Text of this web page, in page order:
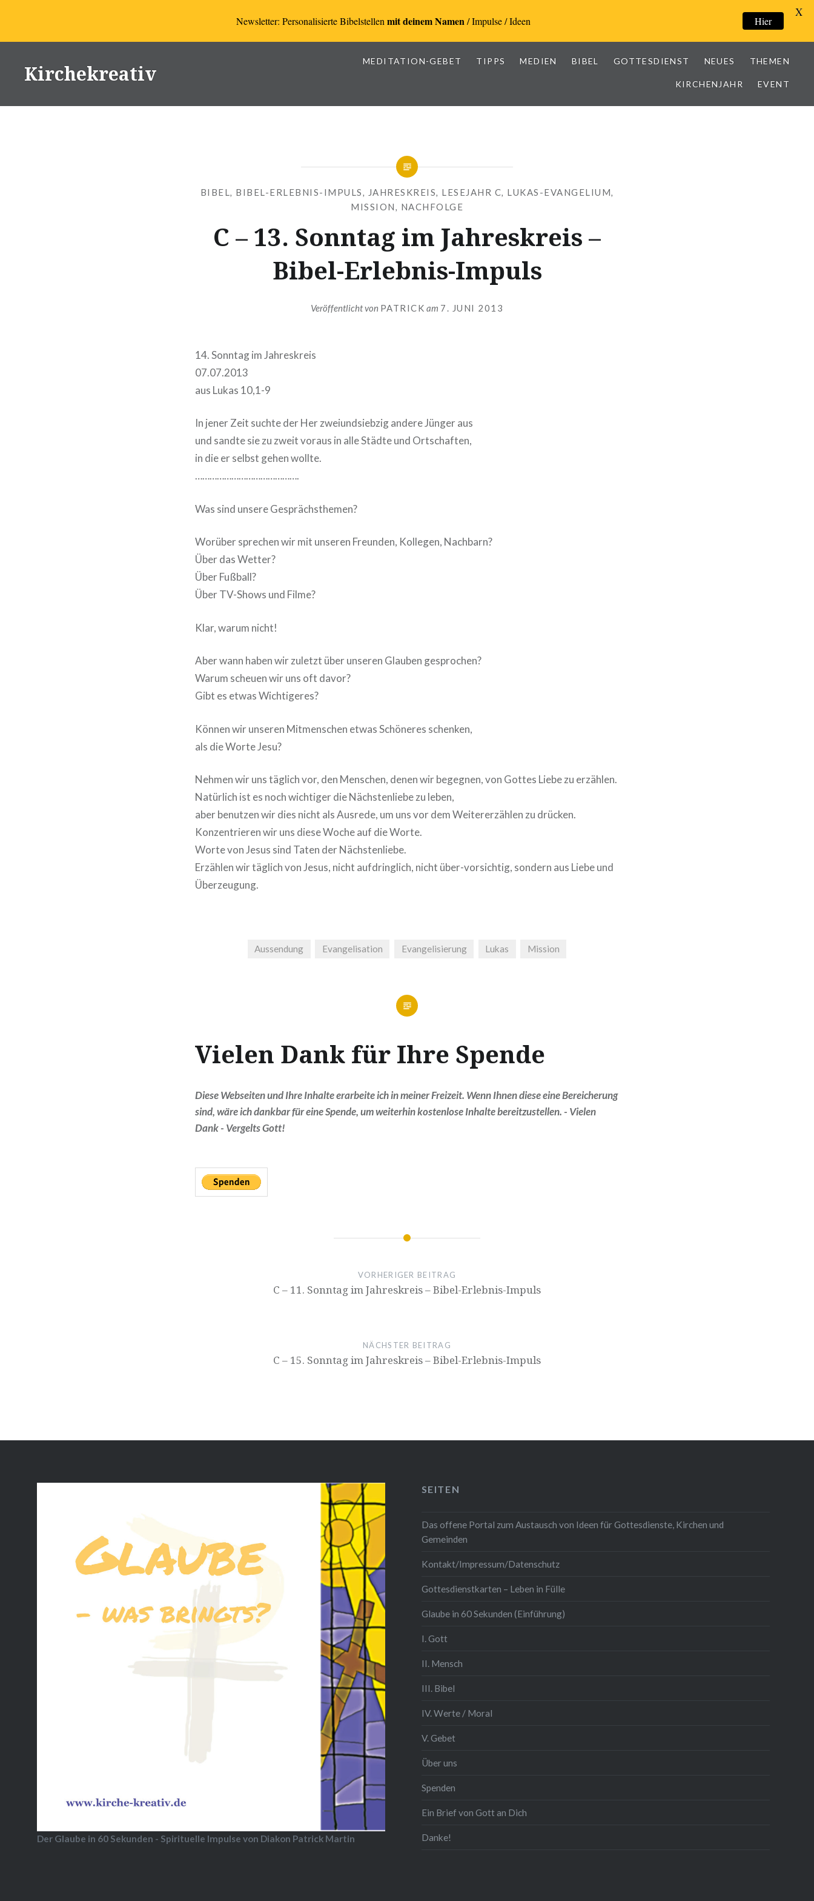
InhaltKirchekreativ
MEDITATION-GEBET TIPPS MEDIEN BIBEL GOTTESDIENST NEUES THEMEN
KIRCHENJAHR EVENT
BIBEL, BIBEL-ERLEBNIS-IMPULS, JAHRESKREIS, LESEJAHR C, LUKAS-EVANGELIUM,
MISSION, NACHFOLGE
C – 13. Sonntag im Jahreskreis –
Bibel-Erlebnis-Impuls
Veröffentlicht von PATRICK am 7. JUNI 2013
14. Sonntag im Jahreskreis
07.07.2013
aus Lukas 10,1-9
In jener Zeit suchte der Her zweiundsiebzig andere Jünger aus
und sandte sie zu zweit voraus in alle Städte und Ortschaften,
in die er selbst gehen wollte.
…………………………………….
Was sind unsere Gesprächsthemen?
Worüber sprechen wir mit unseren Freunden, Kollegen, Nachbarn?
Über das Wetter?
Über Fußball?
Über TV-Shows und Filme?
Klar, warum nicht!
Aber wann haben wir zuletzt über unseren Glauben gesprochen?
Warum scheuen wir uns oft davor?
Gibt es etwas Wichtigeres?
Können wir unseren Mitmenschen etwas Schöneres schenken,
als die Worte Jesu?
Nehmen wir uns täglich vor, den Menschen, denen wir begegnen, von Gottes Liebe zu erzählen.
Natürlich ist es noch wichtiger die Nächstenliebe zu leben,
aber benutzen wir dies nicht als Ausrede, um uns vor dem Weitererzählen zu drücken.
Konzentrieren wir uns diese Woche auf die Worte.
Worte von Jesus sind Taten der Nächstenliebe.
Erzählen wir täglich von Jesus, nicht aufdringlich, nicht über-vorsichtig, sondern aus Liebe und
Überzeugung.
Aussendung Evangelisation Evangelisierung Lukas Mission
Vielen Dank für Ihre Spende
Diese Webseiten und Ihre Inhalte erarbeite ich in meiner Freizeit. Wenn Ihnen diese eine Bereicherung
sind, wäre ich dankbar für eine Spende, um weiterhin kostenlose Inhalte bereitzustellen. - Vielen
Dank - Vergelts Gott!
VORHERIGER BEITRAG
C – 11. Sonntag im Jahreskreis – Bibel-Erlebnis-Impuls
NÄCHSTER BEITRAG
C – 15. Sonntag im Jahreskreis – Bibel-Erlebnis-Impuls
Der Glaube in 60 Sekunden - Spirituelle Impulse von Diakon Patrick Martin
SEITEN
Das offene Portal zum Austausch von Ideen für Gottesdienste, Kirchen und
Gemeinden
Kontakt/Impressum/Datenschutz
Gottesdienstkarten – Leben in Fülle
Glaube in 60 Sekunden (Einführung)
I. Gott
II. Mensch
III. Bibel
IV. Werte / Moral
V. Gebet
Über uns
Spenden
Ein Brief von Gott an Dich
Danke!
Newsletter: Personalisierte Bibelstellen mit deinem Namen/ Impulse / Ideen Hier
X